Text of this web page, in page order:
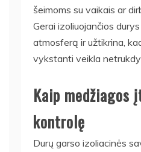
šeimoms su vaikais ar
Gerai izoliuojančios
atmosferą ir užtikrina,
vykstanti veikla
Kaip medžiagos
kontrolę
Durų garso izoliacinės